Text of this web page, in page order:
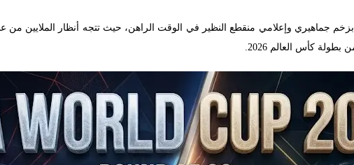
بزخم جماهيري وإعلامي منقطع النظير في الوقت الراهن، حيث تتجه أنظار الملايين من